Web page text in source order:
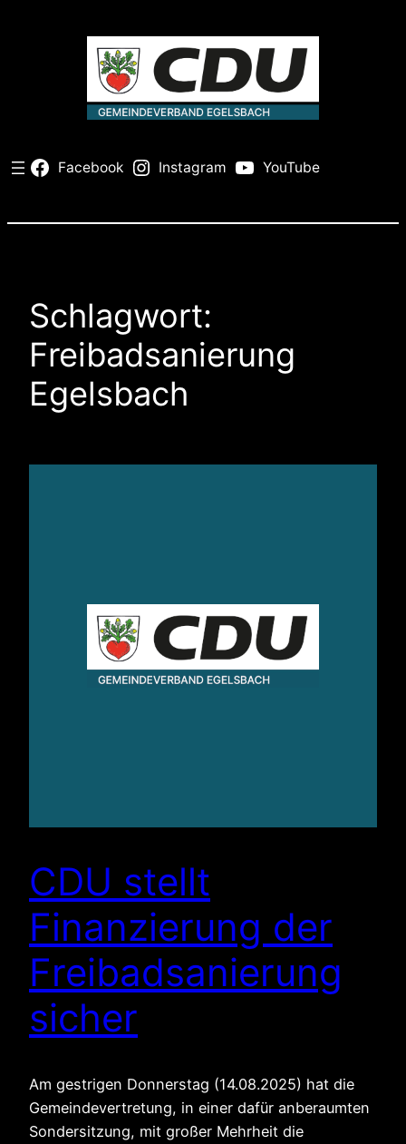
Facebook Instagram YouTube
Schlagwort:
Freibadsanierung
Egelsbach
CDU stellt
Finanzierung der
Freibadsanierung
sicher
Am gestrigen Donnerstag (14.08.2025) hat die
Gemeindevertretung, in einer dafür anberaumten
Sondersitzung, mit großer Mehrheit die